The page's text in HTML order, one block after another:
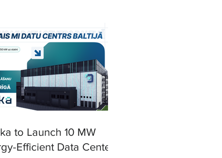
to Launch 10 MW
Efficient Data Center